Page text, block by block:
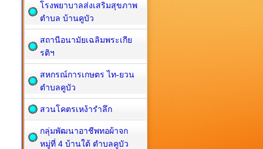
โรงพยาบาลส่งเสริมสุขภาพ
ตำบล บ้านคูบัว
สถานีอนามัยเฉลิมพระเกีย
รติฯ
สหกรณ์การเกษตร ไท-ยวน
ตำบลคูบัว
สวนโคตรเหง้ารำลึก
กลุ่มพัฒนาอาชีพทอผ้าจก
หมู่ที่ 4 บ้านใต้ ตำบลคูบัว